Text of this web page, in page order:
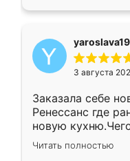
3 августа
Заказала себе
Ренессанс где
новую
вполне
два года,
Читать полностью